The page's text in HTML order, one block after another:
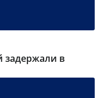
задержали в